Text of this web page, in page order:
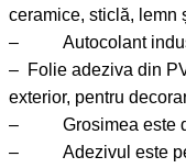
– Autocolant industrial UV pentru semne si indicatoare
– Folie adeziva din PVC polimeric, utilizata in special la
– Grosimea este
– Adezivul este pe